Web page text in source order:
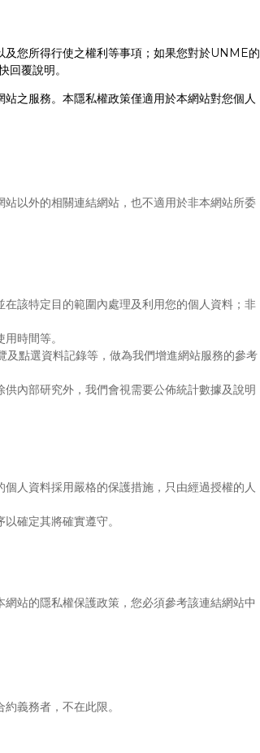
您所得行使之權利等事項；如果您對於UNME的
回覆說明。
之服務。本隱私權政策僅適用於本網站對您個人
以外的相關連結網站，也不適用於非本網站所委
該特定目的範圍內處理及利用您的個人資料；非
時間等。
及點選資料記錄等，做為我們增進網站服務的參考
內部研究外，我們會視需要公佈統計數據及說明
人資料採用嚴格的保護措施，只由經過授權的人
確定其將確實遵守。
站的隱私權保護政策，您必須參考該連結網站中
義務者，不在此限。